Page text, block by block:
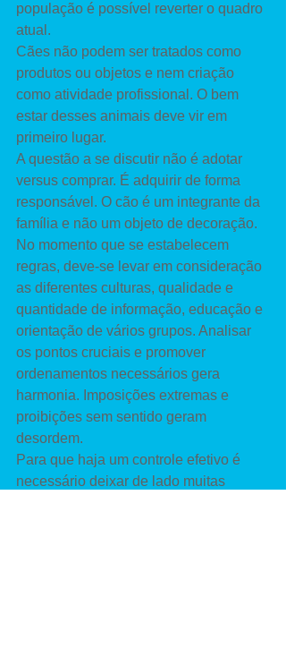
população é possível reverter o quadro
atual.
Cães não podem ser tratados como
produtos ou objetos e nem criação
como atividade profissional. O bem
estar desses animais deve vir em
primeiro lugar.
A questão a se discutir não é adotar
versus comprar. É adquirir de forma
responsável. O cão é um integrante da
família e não um objeto de decoração.
No momento que se estabelecem
regras, deve-se levar em consideração
as diferentes culturas, qualidade e
quantidade de informação, educação e
orientação de vários grupos. Analisar
os pontos cruciais e promover
ordenamentos necessários gera
harmonia. Imposições extremas e
proibições sem sentido geram
desordem.
Para que haja um controle efetivo é
necessário deixar de lado muitas